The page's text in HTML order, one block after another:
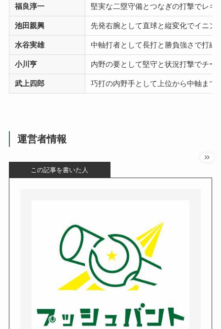
福良淳一 堅実な二塁守備とつなぎの打撃でレギ
池田親興 先発右腕として直球と縦変化でイニ
水谷実雄 中軸打者として長打と勝負強さで打線
小川亨 内野の要として堅守と状況打撃でチー
武上四郎 巧打の内野手として上位から中軸まで
運営者情報
この記事を書いた人